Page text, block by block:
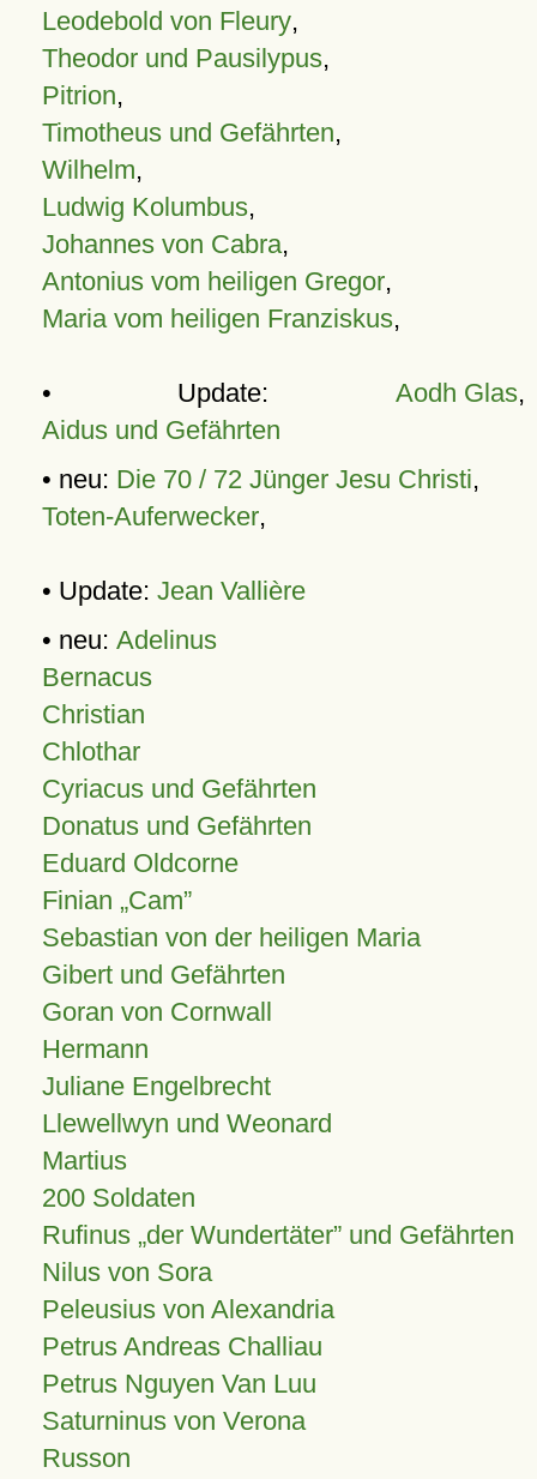
Leodebold von Fleury,
Theodor und Pausilypus,
Pitrion,
Timotheus und Gefährten,
Wilhelm,
Ludwig Kolumbus,
Johannes von Cabra,
Antonius vom heiligen Gregor,
Maria vom heiligen Franziskus,
• Update: Aodh Glas,
Aidus und Gefährten
• neu: Die 70 / 72 Jünger Jesu Christi,
Toten-Auferwecker,
• Update: Jean Vallière
• neu: Adelinus
Bernacus
Christian
Chlothar
Cyriacus und Gefährten
Donatus und Gefährten
Eduard Oldcorne
Finian Cam
Sebastian von der heiligen Maria
Gibert und Gefährten
Goran von Cornwall
Hermann
Juliane Engelbrecht
Llewellwyn und Weonard
Martius
200 Soldaten
Rufinus „der Wundertäter” und Gefährten
Nilus von Sora
Peleusius von Alexandria
Petrus Andreas Challiau
Petrus Nguyen Van Luu
Saturninus von Verona
Russon